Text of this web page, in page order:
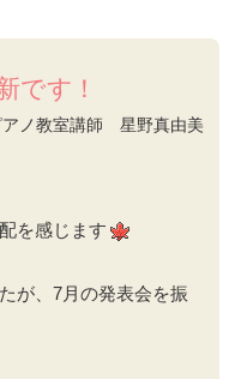
です！
アノ教室講師 星野真由美
を感じます
が、7月の発表会を振